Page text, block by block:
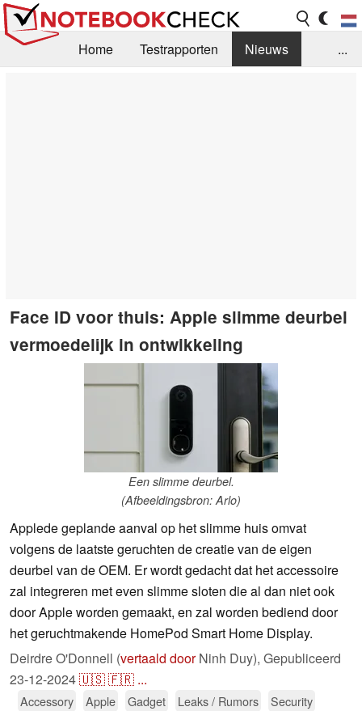
Home Testrapporten
Nieuws
...
Face ID voor thuis: Apple slimme deurbel
vermoedelijk in ontwikkeling
Een slimme deurbel.
(Afbeeldingsbron: Arlo)
Applede geplande aanval op het slimme huis omvat
volgens de laatste geruchten de creatie van de eigen
deurbel van de OEM. Er wordt gedacht dat het accessoire
zal integreren met even slimme sloten die al dan niet ook
door Apple worden gemaakt, en zal worden bediend door
het geruchtmakende HomePod Smart Home Display.
Deirdre O'Donnell (vertaald doorNinh Duy), Gepubliceerd
23-12-2024🇺🇸🇫🇷 ...
Accessory Apple Gadget Leaks / Rumors
Security